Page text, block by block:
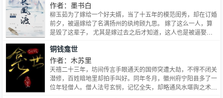
字不过是问一句喜欢不喜欢………
能抵挡的住薛安一拳。 如果有！ 那就两拳！ 女儿，我会让你们
成为全世界，不，全宇宙最幸福的公主！而且是两个！
作者：墨书白
柳玉茹为了嫁给一个好夫婿，当了十五年的模范闺秀，却在订婚
前夕，被逼嫁给了名满扬州的纨绔顾九思。 嫁了这么一人，算
是毁了这辈子， 尤其是嫁过去之后才知道，这人也是被逼娶的
了这样的纨绔，还当什么闺秀。 于是成婚第三天，这位出了名
温婉的闺秀抖着手、提着刀、用尽毕生勇气上了青楼， 同烂醉
如泥的顾九思说了一句 起来。 之后顾九思一生大起大落， 从落
魄纨绔到官居一品，都是这女人站在他身边， 用娇弱又单薄的
身子扶着他，同他说：起来。 于是哪怕他被人碎骨削肉，也要
铜钱龛世
作者：木苏里
天禧二十三年，坊间传言手眼通天的国师突遭大劫，不得不闭关
潜修，百姓暗地里却拍手叫好。同年冬月，徽州府宁阳县多了一
位年轻僧人。僧人法号玄悯，记忆全失，却略通风水堪舆之术，